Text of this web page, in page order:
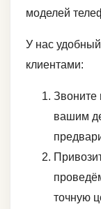
моделей
У нас
клиентами:
Звоните
вашим
точную